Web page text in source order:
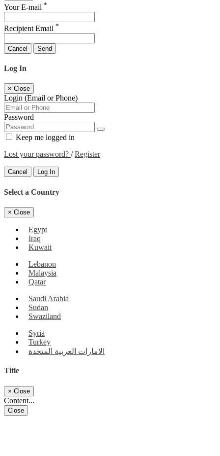
Your E-mail *
Recipient Email *
Cancel Send
Log In
× Close
Login (Email or Phone)
Password
Keep me logged in
Lost your password? /Register
Cancel Log In
Select a Country
× Close
Egypt
Iraq
Kuwait
Lebanon
Malaysia
Qatar
Saudi Arabia
Sudan
Swaziland
Syria
Turkey
الامارات العربية المتحدة
Title
× Close
Content...
Close